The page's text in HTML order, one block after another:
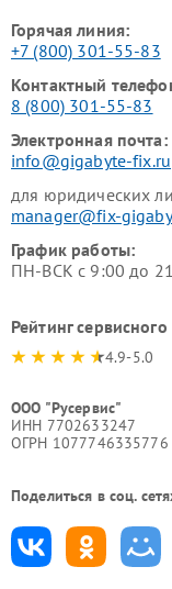
Горячая линия:
+7 (800) 301-55-83
Контактный
8 (800) 301-55-83
Электронная почта:
info@gigabyte-fix.ru
для юридических
manager@fix-
График работы:
ПН-ВСК с 9:00 до
Рейтинг
4.9-5.0
ООО "Русервис"
ИНН 7702633247
ОГРН 1077746335776
Поделиться в соц.